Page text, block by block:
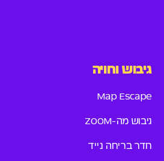
גיבוש וחויה
Map Escape
גיבוש מה-ZOOM
חדר בריחה נייד